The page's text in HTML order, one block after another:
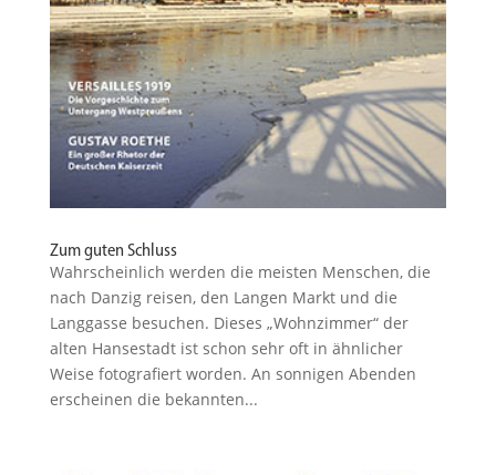
Zum guten Schluss
Wahrscheinlich werden die meisten Menschen, die
nach Danzig reisen, den Langen Markt und die
Langgasse besuchen. Dieses „Wohnzimmer“ der
alten Hanse­stadt ist schon sehr oft in ähnlicher
Weise fotogra­fiert worden. An sonnigen Abenden
erscheinen die bekannten...